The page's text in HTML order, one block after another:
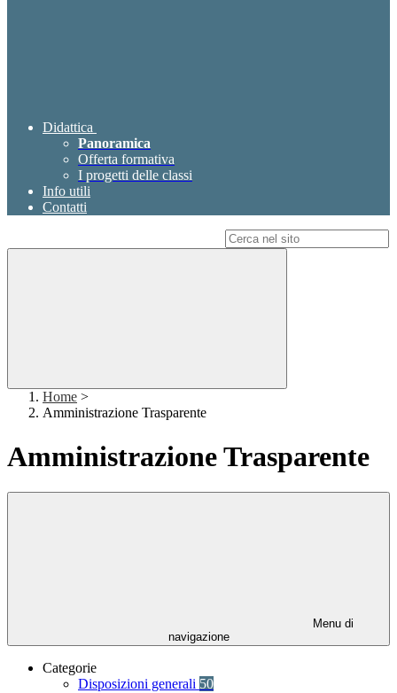
Didattica
Panoramica
Offerta formativa
I progetti delle classi
Info utili
Contatti
Home >
Amministrazione Trasparente
Amministrazione Trasparente
Menu di
navigazione
Categorie
Disposizioni generali 50